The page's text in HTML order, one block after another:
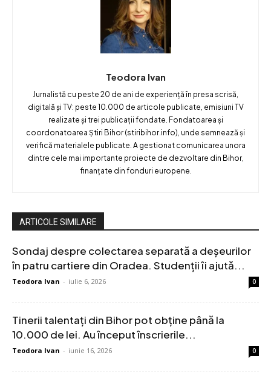
Teodora Ivan
Jurnalistă cu peste 20 de ani de experiență în presa scrisă,
digitală și TV: peste 10.000 de articole publicate, emisiuni TV
realizate și trei publicații fondate. Fondatoarea și
coordonatoarea Știri Bihor (stiribihor.info), unde semnează și
verifică materialele publicate. A gestionat comunicarea unora
dintre cele mai importante proiecte de dezvoltare din Bihor,
finanțate din fonduri europene.
ARTICOLE SIMILARE
Sondaj despre colectarea separată a deșeurilor
în patru cartiere din Oradea. Studenții îi ajută...
Teodora Ivan - iulie 6, 2026 0
Tinerii talentați din Bihor pot obține până la
10.000 de lei. Au început înscrierile...
Teodora Ivan - iunie 16, 2026 0